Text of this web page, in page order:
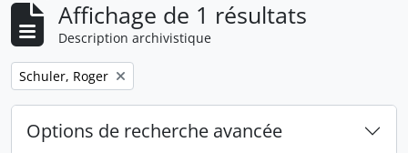
Affichage de 1 résultats
Description archivistique
Remove filter:
Schuler, Roger
Options de recherche avancée